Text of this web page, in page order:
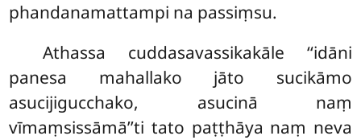
phandanamattampi na passiṃsu.
Athassa cuddasavassikakāle ‘‘idāni
panesa mahallako jāto sucikāmo
asucijigucchako, asucinā naṃ
vīmaṃsissāmā’’ti tato paṭṭhāya naṃ neva